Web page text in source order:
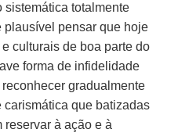
sistemática totalmente
plausível pensar que hoje
culturais de boa parte do
forma de infidelidade
gradualmente
que batizadas
à ação e à